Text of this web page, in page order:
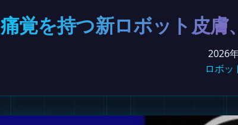
痛覚を持つ新ロボット皮膚
2026
ロボッ